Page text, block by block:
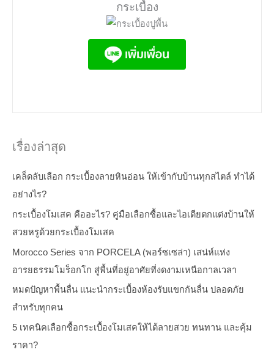
กระเบื้อง
เรื่องล่าสุด
เคล็ดลับเลือก กระเบื้องลายหินอ่อน ให้เข้ากับบ้านทุกสไตล์ ทำได้
อย่างไร?
กระเบื้องโมเสค คืออะไร? คู่มือเลือกซื้อและไอเดียตกแต่งบ้านให้
สวยหรูด้วยกระเบื้องโมเสค
Morocco Series จาก PORCELA (พอร์ซเซล่า) เสน่ห์แห่ง
อารยธรรมโมร็อกโก สู่พื้นที่อยู่อาศัยที่งดงามเหนือกาลเวลา
หมดปัญหาพื้นลื่น แนะนำกระเบื้องห้องรับแขกกันลื่น ปลอดภัย
สำหรับทุกคน
5 เทคนิคเลือกซื้อกระเบื้องโมเสคให้ได้ลายสวย ทนทาน และคุ้ม
ราคา?